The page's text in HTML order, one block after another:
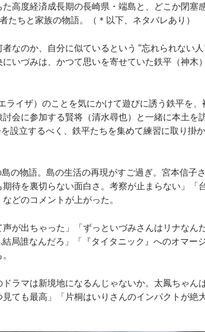
高度経済成長期の長崎県・端島と、どこか閉塞
たちと家族の物語。（＊以下、ネタバレあり）
なのか、自分に似ているという “忘れられない
いづみは、かつて思いを寄せていた鉄平（神木
ライザ）のことを気にかけて遊びに誘う鉄平を
会に参加する賢将（清水尋也）と一緒に本土を
設立するべく、鉄平たちを集めて練習に取り掛
の物語。島の生活の再現がすご過ぎ。宮本信子
待を裏切らない面白さ。考察が止まらない」「
どのコメントが上がった。
が出ちゃった」「ずっといづみさんはリナなん
局誰なんだろ」「『タイタニック』へのオマー
ラマは新境地になるんじゃないか。太鳳ちゃん
ても最高」「片桐はいりさんのインパクトが絶